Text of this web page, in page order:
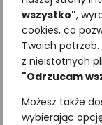
wszystko",
cookies, co
Twoich potrzeb.
z nieistotnych
"Odrzucam
Możesz także
wybierając